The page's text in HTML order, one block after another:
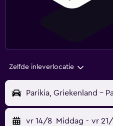
Zelfde inleverlocatie
Parikia, Griekenland -
vr 14/8 Middag - vr